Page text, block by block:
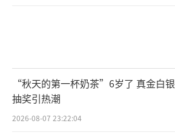
“秋天的第一杯奶茶”6岁了 真金白银
抽奖引热潮
2026-08-07 23:22:04